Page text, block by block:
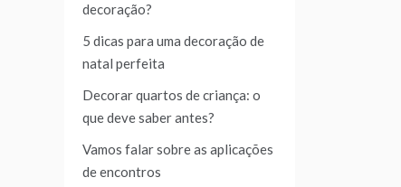
decoração?
5 dicas para uma decoração de
natal perfeita
Decorar quartos de criança: o
que deve saber antes?
Vamos falar sobre as aplicações
de encontros